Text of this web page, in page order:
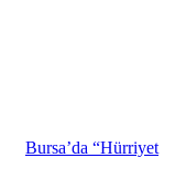
Bursa’da “Hürriyet